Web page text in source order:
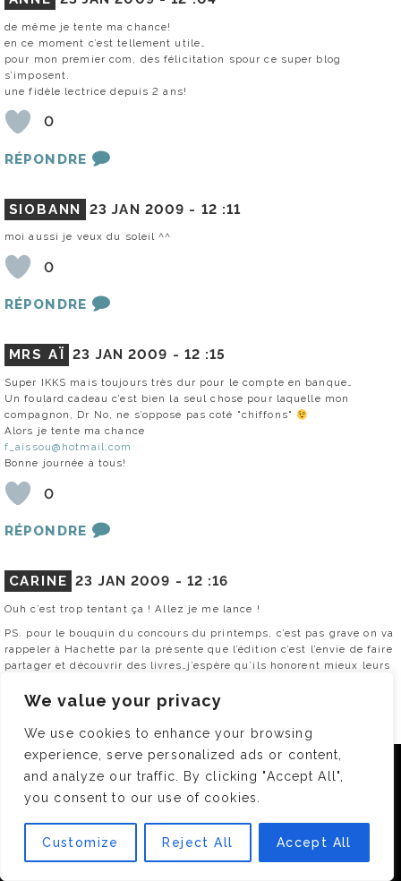
We value your privacy
We use cookies to enhance your browsing
experience, serve personalized ads or content,
and analyze our traffic. By clicking "Accept All",
you consent to our use of cookies.
Customize Reject All Accept All
de même je tente ma chance!
en ce moment c’est tellement utile…
pour mon premier com, des félicitation spour ce super blog
s’imposent.
une fidèle lectrice depuis 2 ans!
0
RÉPONDRE
SIOBANN 23 JAN 2009 - 12 :11
moi aussi je veux du soleil ^^
0
RÉPONDRE
MRS AÏ 23 JAN 2009 - 12 :15
Super IKKS mais toujours très dur pour le compte en banque…
Un foulard cadeau c’est bien la seul chose pour laquelle mon
compagnon, Dr No, ne s’oppose pas coté "chiffons"
Alors je tente ma chance
f_aissou@hotmail.com
Bonne journée à tous!
0
RÉPONDRE
CARINE 23 JAN 2009 - 12 :16
Ouh c’est trop tentant ça ! Allez je me lance !
PS. pour le bouquin du concours du printemps, c’est pas grave on va
rappeler à Hachette par la présente que l’édition c’est l’envie de faire
partager et découvrir des livres…j’espère qu’ils honorent mieux leurs
Et les méchantes avec Deedee : ça suffit maintenant, on prends un
lexomil et on se calme. Vou pouvez réussir dans la vie sans ce livre
(si, si c’est vrai !).
0
RÉPONDRE
ANNE29 23 JAN 2009 -12 :21
Nous utilisons des cookies pour vous garantir la meilleure
expérience sur notre site. Si vous continuez à utiliser ce
dernier, nous considérerons que vous acceptez l'utilisation des
cookies.
OK